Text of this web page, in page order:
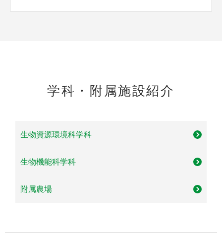
学科・附属施設紹介
生物資源環境科学科
生物機能科学科
附属農場